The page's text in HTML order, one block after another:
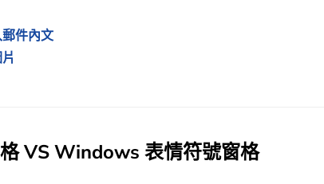
件內文
VS Windows 表情符號窗格